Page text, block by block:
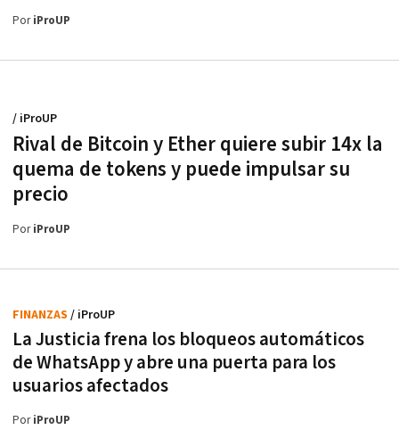
PoriProUP
Rival de Bitcoin y Ether quiere subir 14x la
quema de tokens y puede impulsar su
precio
/ iProUP
PoriProUP
La Justicia frena los bloqueos automáticos
de WhatsApp y abre una puerta para los
usuarios afectados
FINANZAS / iProUP
PoriProUP